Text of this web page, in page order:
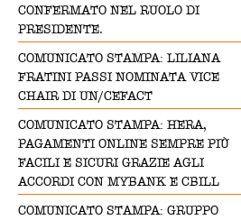
CONFERMATO NEL RUOLO DI
PRESIDENTE.
COMUNICATO STAMPA: LILIANA
FRATINI PASSI NOMINATA VICE
CHAIR DI UN/CEFACT
COMUNICATO STAMPA: HERA,
PAGAMENTI ONLINE SEMPRE PIÙ
FACILI E SICURI GRAZIE AGLI
ACCORDI CON MYBANK E CBILL
COMUNICATO STAMPA: GRUPPO